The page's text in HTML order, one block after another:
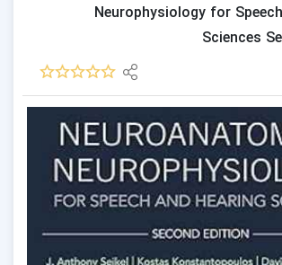
Neurophysiology for
Sciences